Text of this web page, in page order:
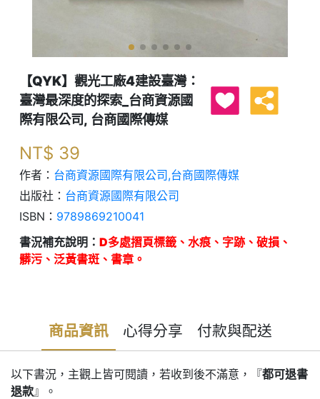
【QYK】觀光工廠4建設臺灣：
臺灣最深度的探索_台商資源國
際有限公司, 台商國際傳媒
NT$ 39
作者： 台商資源國際有限公司,台商國際傳媒
出版社： 台商資源國際有限公司
ISBN： 9789869210041
書況補充說明： D多處摺頁標籤、水痕、字跡、破損、
髒污、泛黃書斑、書章。
商品資訊 心得分享 付款與配送
以下書況，主觀上皆可閱讀，若收到後不滿意，『都可退書
退款』。